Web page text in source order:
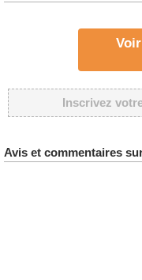
Inscrivez
Avis et commentaires